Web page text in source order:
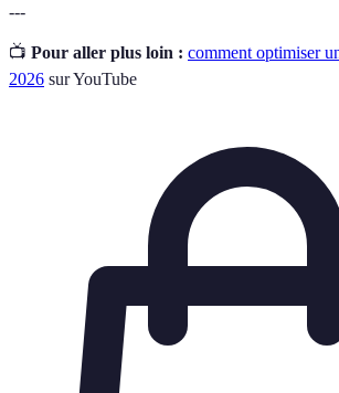
---
📺 Pour aller plus loin : comment optimiser
2026 sur YouTube